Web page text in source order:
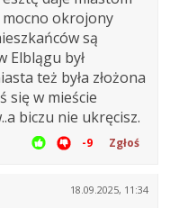
mocno okrojony
są
Elblągu był
też była złożona
się w mieście
biczu nie ukręcisz.
-9 Zgłoś
18.09.2025, 11:34